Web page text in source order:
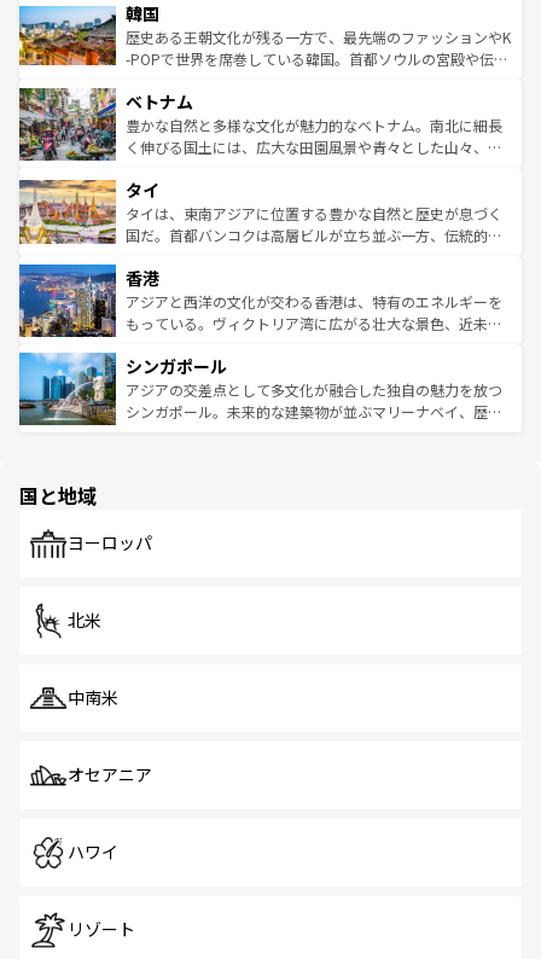
ワイを、存分に味わってほしい。 なお、新着のハワイ情報
はコンテンツ一覧を参照してほしい。
いる。アクティビティも充実しており、サーフィンやダイ
ビング、ハイキングなど、アウトドア好きにはたまらな
い。オーストラリアの多彩な魅力を存分に味わいつくそ
参照してほしい。
ン）、静ひつな山岳地帯である台湾東部など、都市の喧騒
と山間の静けさが共存しており、訪れる人に新しい発見と
驚きをもたらしてくれる。また、奥深い台湾の食文化も魅
容にもいいと評判のスイーツなど、バラエティ豊かな料理
が味わえる。 なお、新着の台湾情報は コンテンツ一覧を参
照してほしい。
韓国
歴史ある王朝文化が残る一方で、最先端のファッションやK
-POPで世界を席巻している韓国。首都ソウルの宮殿や伝統
き、地方に足を延ばせば四季折々の自然美を楽しむことが
できる。そして、キムチや焼肉、絶品のストリートフード
まで、さまざまな韓国料理が待っている。夜には、韓国な
リティに包まれながら、韓国の多彩な魅力を心ゆくまで味
わってみてほしい。 なお、新着の韓国情報はコンテンツ一
覧を参照してほしい。
ベトナム
豊かな自然と多様な文化が魅力的なベトナム。南北に細長
く伸びる国土には、広大な田園風景や青々とした山々、世
急速な発展と共に伝統が息づく。ハノイの古い町並みやホ
ーチミン市のフランス統治時代の建物も、独特の雰囲気を
醸し出している。また、バラエティの豊かさとおいしさで
とつ。フォーやバインミー、ベトナムコーヒーなどは、ぜ
ひ現地で味わいたい。どの地域を訪れてもあたたかい人々
が旅行者を迎えてくれるので、きっと忘れられない旅にな
参照してほしい。
タイ
タイは、東南アジアに位置する豊かな自然と歴史が息づく
国だ。首都バンコクは高層ビルが立ち並ぶ一方、伝統的な
の活気が交差している。北部ではチェンマイなどの山岳地
帯で自然と触れ合い、南部ではプーケットやクラビの美し
いビーチでリゾート気分を楽しむことができる。タイ料理
激する。気候は一年中温暖で、どの季節にも異なる楽しみ
が待っている。親しみやすいタイの人々、仏教を中心とし
た文化、そして多様な観光資源が、訪れる旅人を魅了し続
香港
アジアと西洋の文化が交わる香港は、特有のエネルギーを
もっている。ヴィクトリア湾に広がる壮大な景色、近未来
み、どこを訪れても感動するはず。観光スポットが密集し
ており、効率よく見どころを回れるのも魅力。息をのむよ
うな絶景から文化的な体験まで、香港を存分に楽しみ尽く
シンガポール
アジアの交差点として多文化が融合した独自の魅力を放つ
シンガポール。未来的な建築物が並ぶマリーナベイ、歴史
で、ホーカーズは地元の風情を楽しめる外せないスポット
国と地域
ヨーロッパ
北米
中南米
オセアニア
ハワイ
リゾート